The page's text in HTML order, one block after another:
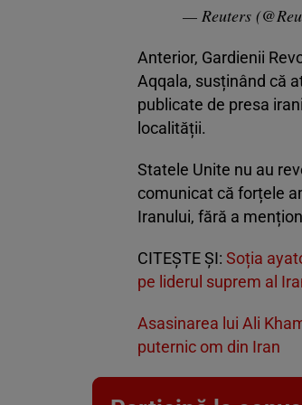
— Reuters
Anterior, Gardienii
Aqqala, susținând că
publicate de presa
localității.
Statele Unite nu au
comunicat că forțele
Iranului, fără a
CITEŞTE ŞI: Soția
pe liderul suprem al
Asasinarea lui Ali
puternic om din Iran